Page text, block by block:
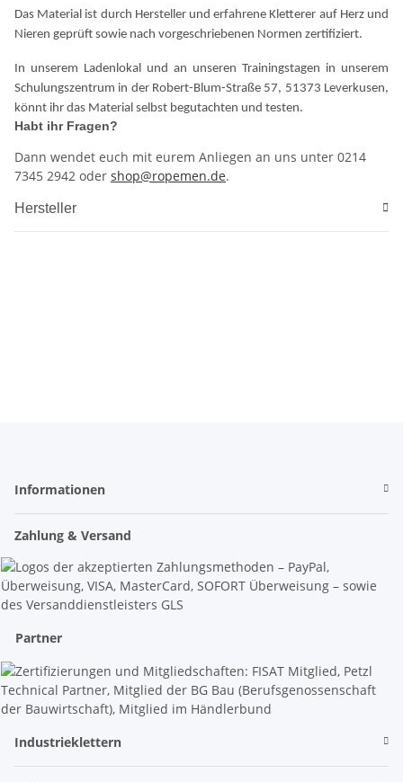
Das Material ist durch Hersteller und erfahrene Kletterer auf Herz und
Nieren geprüft sowie nach vorgeschriebenen Normen zertifiziert.
In unserem Ladenlokal und an unseren Trainingstagen in unserem
Schulungszentrum in der Robert-Blum-Straße 57, 51373 Leverkusen,
könnt ihr das Material selbst begutachten und testen.
Habt ihr Fragen?
Dann wendet euch mit eurem Anliegen an uns unter 0214
7345 2942 oder shop@ropemen.de.
Hersteller
Informationen
Zahlung & Versand
Partner
Industrieklettern